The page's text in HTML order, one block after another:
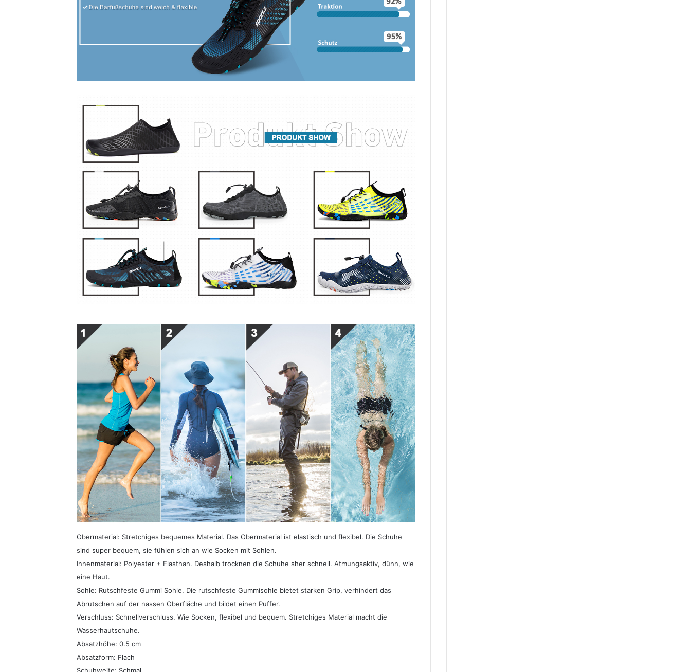
Obermaterial: Stretchiges bequemes Material. Das Obermaterial ist elastisch und flexibel. Die Schuhe
sind super bequem, sie fühlen sich an wie Socken mit Sohlen.
Innenmaterial: Polyester + Elasthan. Deshalb trocknen die Schuhe sher schnell. Atmungsaktiv, dünn, wie
eine Haut.
Sohle: Rutschfeste Gummi Sohle. Die rutschfeste Gummisohle bietet starken Grip, verhindert das
Abrutschen auf der nassen Oberfläche und bildet einen Puffer.
Verschluss: Schnellverschluss. Wie Socken, flexibel und bequem. Stretchiges Material macht die
Wasserhautschuhe.
Absatzhöhe: 0.5 cm
Absatzform: Flach